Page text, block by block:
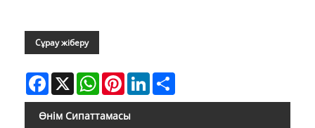
Сұрау жіберу
Facebook
X WhatsAppPinterestLinkedIn
Өнім Сипаттамасы